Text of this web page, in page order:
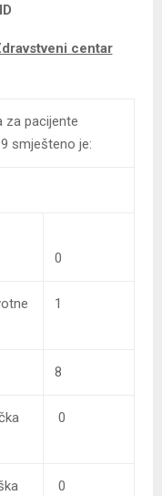
centar
za pacijente
smješteno je:
0
1
8
0
0